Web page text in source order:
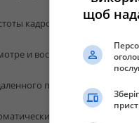
кадров, качества видео
и воспроизведение:
просмотра.
переключением
щоб